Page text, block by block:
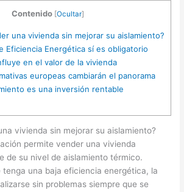
Contenido [Ocultar]
una vivienda sin mejorar su aislamiento?
Eficiencia Energética sí es obligatorio
en el valor de la vivienda
europeas cambiarán el panorama
es una inversión rentable
vivienda sin mejorar su aislamiento?
permite vender una vivienda
de su nivel de aislamiento térmico.
tenga una baja eficiencia energética, la
sin problemas siempre que se